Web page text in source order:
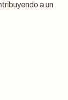
a un